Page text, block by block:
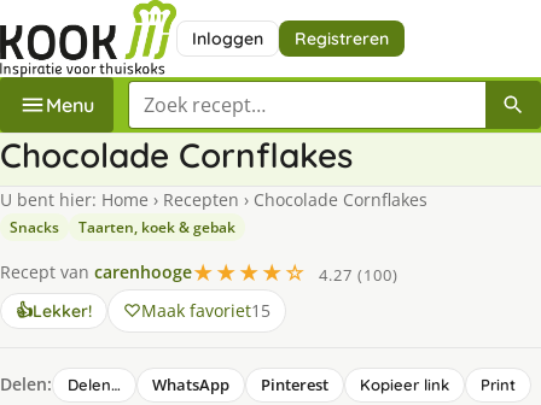
Inloggen Registreren
Menu Zoek een recept
Chocolade Cornflakes
U bent hier: Home › Recepten › Chocolade Cornflakes
Snacks Taarten, koek & gebak
Recept van carenhooge★★★★☆
4.27 (100)
👍Lekker! Maak favoriet15
Delen: Delen… WhatsApp Pinterest Kopieer link Print